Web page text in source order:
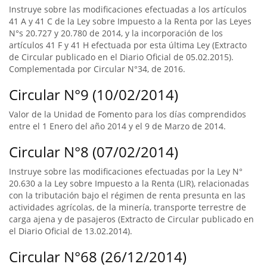
Instruye sobre las modificaciones efectuadas a los artículos
41 A y 41 C de la Ley sobre Impuesto a la Renta por las Leyes
N°s 20.727 y 20.780 de 2014, y la incorporación de los
artículos 41 F y 41 H efectuada por esta última Ley (Extracto
de Circular publicado en el Diario Oficial de 05.02.2015).
Complementada por Circular N°34, de 2016.
Circular N°9 (10/02/2014)
Valor de la Unidad de Fomento para los días comprendidos
entre el 1 Enero del año 2014 y el 9 de Marzo de 2014.
Circular N°8 (07/02/2014)
Instruye sobre las modificaciones efectuadas por la Ley N°
20.630 a la Ley sobre Impuesto a la Renta (LIR), relacionadas
con la tributación bajo el régimen de renta presunta en las
actividades agrícolas, de la minería, transporte terrestre de
carga ajena y de pasajeros (Extracto de Circular publicado en
el Diario Oficial de 13.02.2014).
Circular N°68 (26/12/2014)